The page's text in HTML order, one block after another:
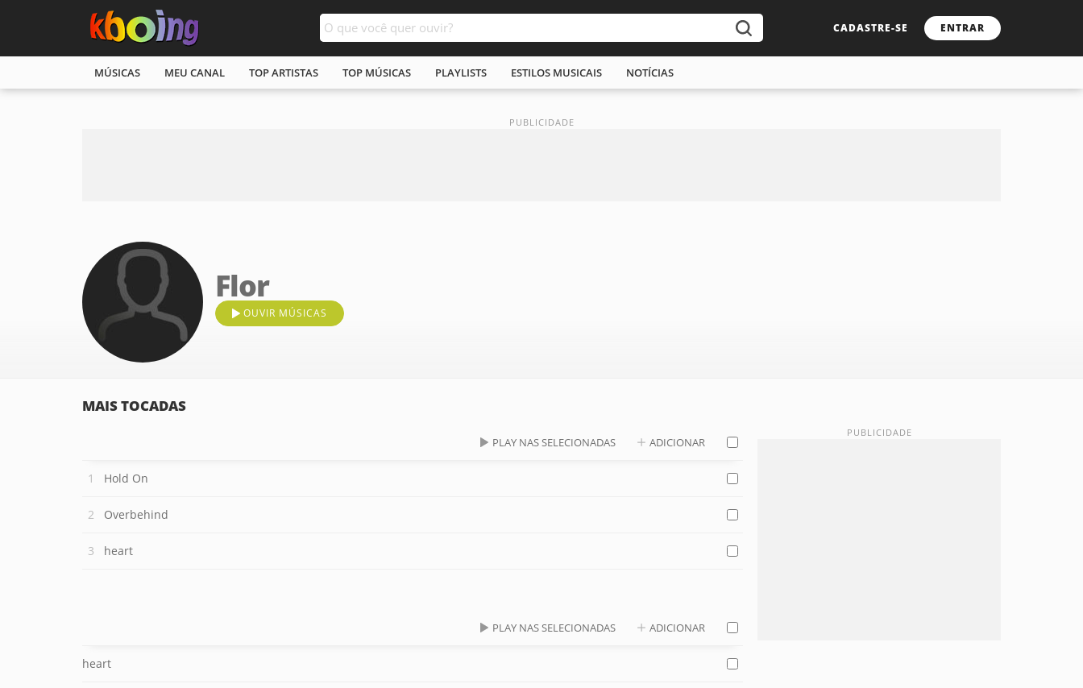
CADASTRE-SE ENTRAR
MÚSICAS MEU CANAL TOP ARTISTAS TOP MÚSICAS PLAYLISTS ESTILOS MUSICAIS NOTÍCIAS
Flor
OUVIR MÚSICAS
MAIS TOCADAS
PLAY NAS SELECIONADAS ADICIONAR
Hold On
Overbehind
heart
PLAY NAS SELECIONADAS ADICIONAR
heart